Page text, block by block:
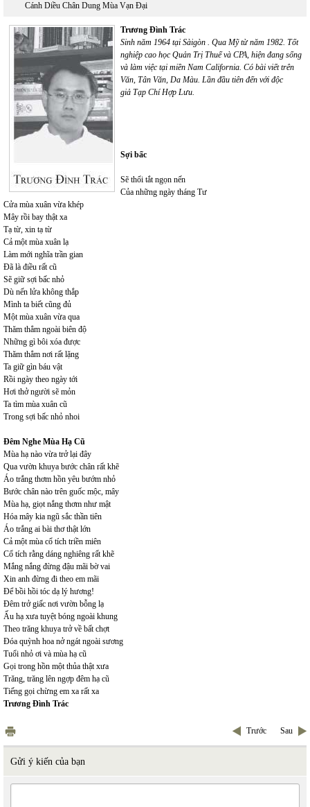
Cánh Diều Chân Dung Mùa Vạn Đại
Trương Đình Trác
Sinh năm 1964 tại Sàigòn . Qua Mỹ từ năm 1982. Tốt
nghiệp cao học Quản Trị Thuế và CPA, hiện đang sống
và làm việc tại miền Nam California. Có bài viết trên
Văn, Tân Văn, Da Màu. Lần đầu tiên đến với độc
giả Tạp Chí Hợp Lưu.
Sợi bấc
Sẽ thổi tắt ngọn nến
Của những ngày tháng Tư
Cửa mùa xuân vừa khép
Mây rồi bay thật xa
Tạ từ, xin tạ từ
Cả một mùa xuân lạ
Làm mới nghĩa trần gian
Đã là điều rất cũ
Sẽ giữ sợi bấc nhỏ
Dù nến lửa không thắp
Mình ta biết cũng đủ
Một mùa xuân vừa qua
Thăm thẳm ngoài biên độ
Những gì bôi xóa được
Thăm thẳm nơi rất lặng
Ta giữ gìn báu vật
Rồi ngày theo ngày tới
Hơi thở người sẽ mỏn
Ta tìm mùa xuân cũ
Trong sợi bấc nhỏ nhoi
Đêm Nghe Mùa Hạ Cũ
Mùa hạ nào vừa trở lại đây
Qua vườn khuya bước chân rất khẽ
Áo trắng thơm hồn yêu bướm nhỏ
Bước chân nào trên guốc mộc, mây
Mùa hạ, giọt nắng thơm như mật
Hóa mây kia ngũ sắc thần tiên
Áo trắng ai bài thơ thật lớn
Cả một mùa cổ tích triền miên
Cổ tích rằng dáng nghiêng rất khẽ
Mắng nắng đừng đậu mãi bờ vai
Xin anh đừng đi theo em mãi
Để bồi hồi tóc dạ lý hương!
Đêm trở giấc nơi vườn bỗng lạ
Ấu hạ xưa tuyệt bóng ngoài khung
Theo trăng khuya trở về bất chợt
Đóa quỳnh hoa nở ngát ngoài sương
Tuổi nhỏ ơi và mùa hạ cũ
Gọi trong hồn một thủa thật xưa
Trăng, trăng lên ngợp đêm hạ cũ
Tiếng gọi chừng em xa rất xa
Trương Đình Trác
Trước Sau
Gửi ý kiến của bạn